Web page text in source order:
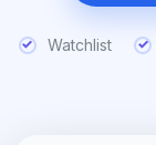
Watchlist